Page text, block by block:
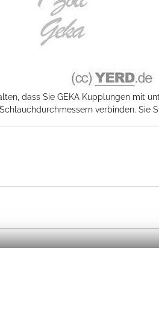
dass Sie GEKA Kupplungen mit
verbinden. Sie